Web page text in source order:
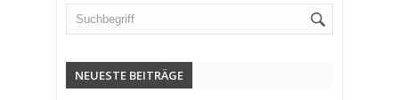
NEUESTE BEITRÄGE